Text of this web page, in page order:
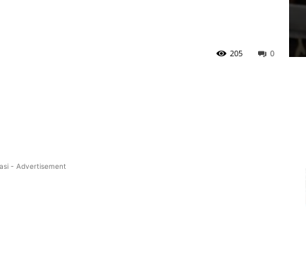
0
205
- Advertisement